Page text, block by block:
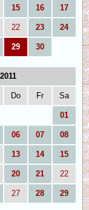
15 16 17
22 23 24
29 30
Do Fr Sa
01
06 07 08
13 14 15
20 21 22
27 28 29